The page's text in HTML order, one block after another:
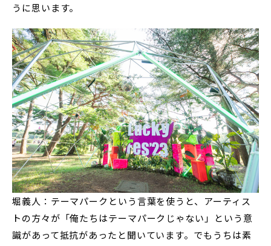
うに思います。
堀義人：テーマパークという言葉を使うと、アーティス
トの方々が「俺たちはテーマパークじゃない」という意
識があって抵抗があったと聞いています。でもうちは素